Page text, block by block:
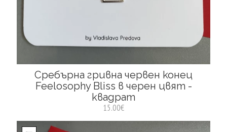
Сребърна гривна червен конец
Feelosophy Bliss в черен цвят -
квадрат
15.00€